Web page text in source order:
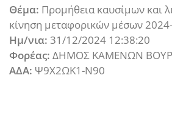
Θέμα: Προμήθεια καυσίμων και
κίνηση μεταφορικών μέσων
Ημ/νια: 31/12/2024 12:38:20
Φορέας: ΔΗΜΟΣ ΚΑΜΕΝΩΝ
ΑΔΑ: Ψ9Χ2ΩΚ1-Ν90